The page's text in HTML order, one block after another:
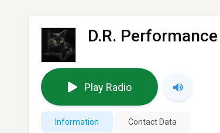
D.R. Performance
Play Radio
Information Contact Data